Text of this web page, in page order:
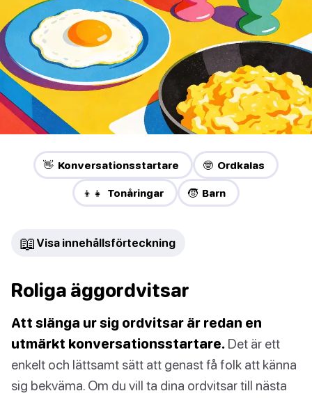
👋 Konversationsstartare 🤓 Ordkalas
👦👧 Tonåringar 🧒 Barn
📖 Visa innehållsförteckning
Roliga äggordvitsar
Att slänga ur sig ordvitsar är redan en
utmärkt konversationsstartare. Det är ett
enkelt och lättsamt sätt att genast få folk att känna
sig bekväma. Om du vill ta dina ordvitsar till nästa